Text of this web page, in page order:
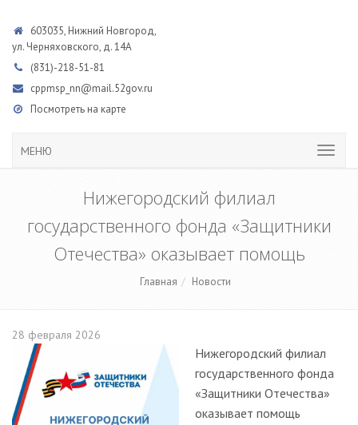
603035, Нижний Новгород,
ул. Черняховского, д. 14А
(831)-218-51-81
cppmsp_nn@mail.52gov.ru
Посмотреть на карте
МЕНЮ
Нижегородский филиал
государственного фонда «Защитники
Отечества» оказывает помощь
Главная Новости
28 февраля 2026
Нижегородский филиал
государственного фонда
«Защитники Отечества»
оказывает помощь